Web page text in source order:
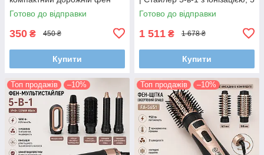
для волосся)
Готово до відправки
350 ₴ 450 ₴
Купити
насадок для сушіння, локонів
та випрямлення
Готово до відправки
1 511 ₴ 1 678 ₴
Купити
Топ продажів –10% Топ продажів –10%